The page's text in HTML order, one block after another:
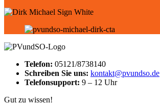
Telefon: 05121/8738140
Schreiben Sie uns: kontakt@pvundso.de
Telefonsupport: 9 – 12 Uhr
Gut zu wissen!